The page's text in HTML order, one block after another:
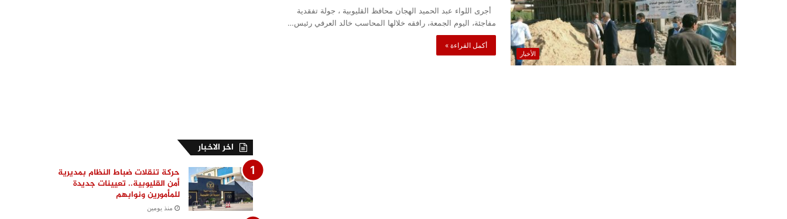
الأخبار
أجرى اللواء عبد الحميد الهجان محافظ القليوبية ، جولة تفقدية
مفاجئة، اليوم الجمعة، رافقه خلالها المحاسب خالد العرفي رئيس…
أكمل القراءة »
اخر الاخبار
حركة تنقلات ضباط النظام بمديرية
أمن القليوبية.. تعيينات جديدة
للمأمورين ونوابهم
منذ يومين